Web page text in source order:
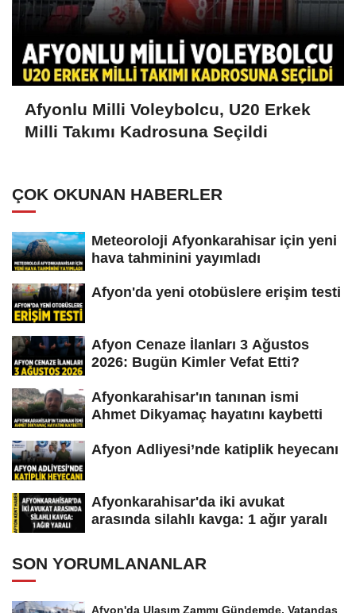
Afyonlu Milli Voleybolcu, U20 Erkek
Milli Takımı Kadrosuna Seçildi
ÇOK OKUNAN HABERLER
Meteoroloji Afyonkarahisar için yeni
hava tahminini yayımladı
Afyon'da yeni otobüslere erişim testi
Afyon Cenaze İlanları 3 Ağustos
2026: Bugün Kimler Vefat Etti?
Afyonkarahisar'ın tanınan ismi
Ahmet Dikyamaç hayatını kaybetti
Afyon Adliyesi’nde katiplik heyecanı
Afyonkarahisar'da iki avukat
arasında silahlı kavga: 1 ağır yaralı
SON YORUMLANANLAR
Afyon'da Ulaşım Zammı Gündemde, Vatandaş